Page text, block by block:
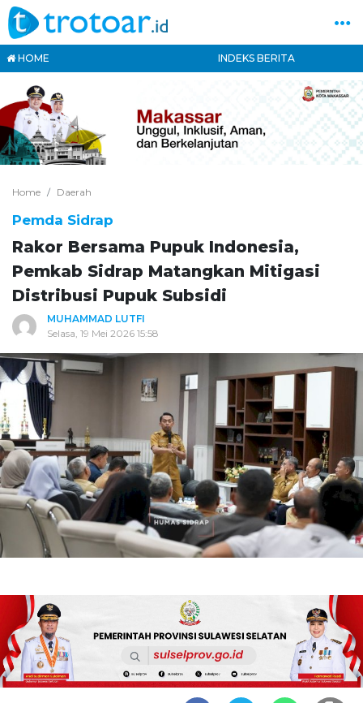
HOME INDEKS BERITA
Home Daerah
Pemda Sidrap
Rakor Bersama Pupuk Indonesia,
Pemkab Sidrap Matangkan Mitigasi
Distribusi Pupuk Subsidi
MUHAMMAD LUTFI
Selasa, 19 Mei 2026 15:58